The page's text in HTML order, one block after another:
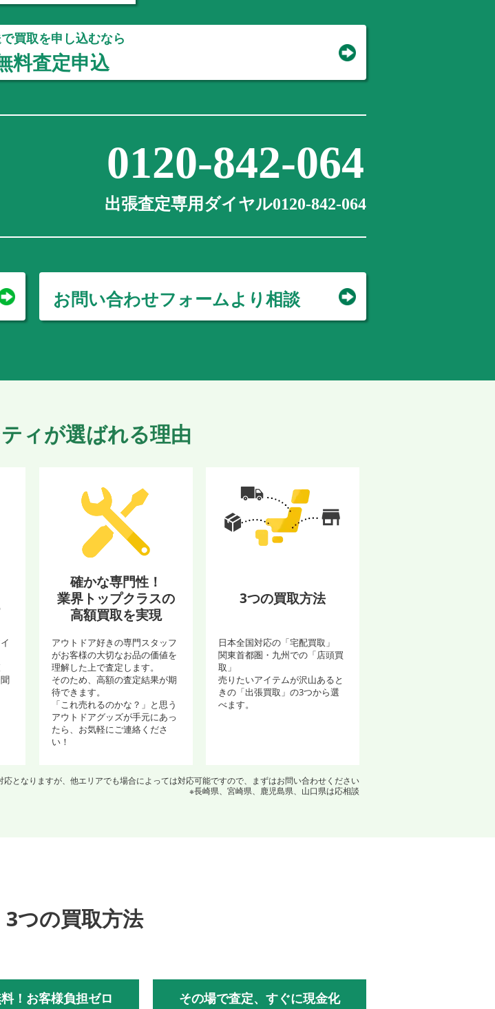
買取を申し込むなら
料査定申込
0120-842-064
出張査定専用ダイヤル0120-842-064
お問い合わせフォームより相談
ィが選ばれる理由
確かな専門性！
業界トップクラスの
高額買取を実現
アウトドア好きの専門スタッフ
がお客様の大切なお品の価値を
理解した上で査定します。
そのため、高額の査定結果が期
待できます。
「これ売れるのかな？」と思う
アウトドアグッズが手元にあっ
たら、お気軽にご連絡くださ
い！
3つの買取方法
日本全国対応の「宅配買取」
関東首都圏・九州での「店頭買
取」
売りたいアイテムが沢山あると
きの「出張買取」の3つから選
べます。
となりますが、他エリアでも場合によっては対応可能ですので、まずはお問い合わせください
※長崎県、宮崎県、鹿児島県、山口県は応相談
つの買取方法
！お客様負担ゼロ その場で査定、すぐに現金化